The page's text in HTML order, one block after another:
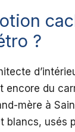
?
encore du
mère à
blancs, usés